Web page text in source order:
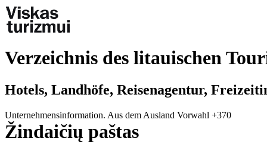
Verzeichnis des litauischen
Hotels, Landhöfe, Reisenagentur,
Unternehmensinformation. Aus dem Ausland Vorwahl +370
Žindaičių paštas